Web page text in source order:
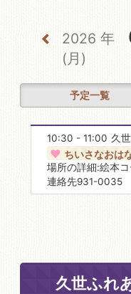
2026年
(月)
予定一覧
10:30 - 11:00 久
ちいさなおは
場所の詳細:絵本
連絡先931-0035
久世ふれ